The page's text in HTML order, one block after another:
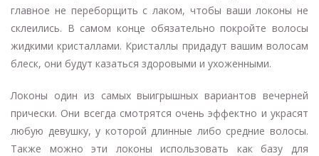
главное не переборщить с лаком, чтобы ваши локоны не
склеились. В самом конце обязательно покройте волосы
жидкими кристаллами. Кристаллы придадут вашим волосам
блеск, они будут казаться здоровыми и ухоженными.
Локоны один из самых выигрышных вариантов вечерней
прически. Они всегда смотрятся очень эффектно и украсят
любую девушку, у которой длинные либо средние волосы.
Также можно эти локоны использовать как базу для